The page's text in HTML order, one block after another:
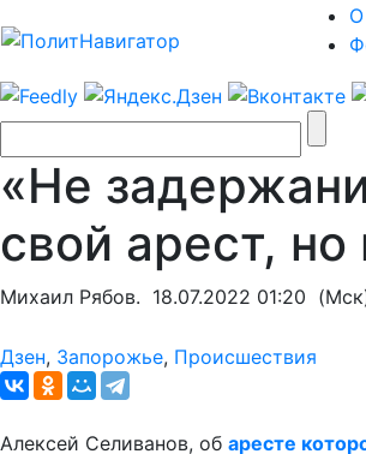
О
«Не
свой арест,
Михаил Рябов. 18.07.2022 01:20
Дзен, Запорожье, Происшествия
Алексей Селиванов, об аресте